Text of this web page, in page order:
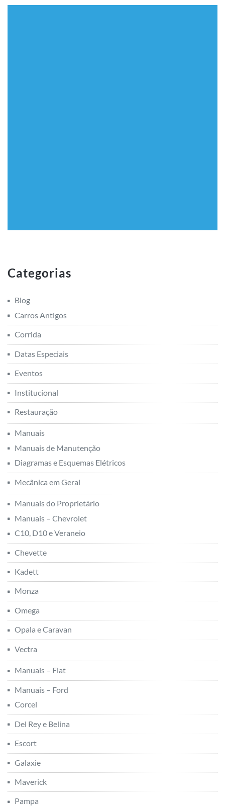
Corrida
Eventos
Institucional
Restauração
Manuais
Manuais de Manutenção
Diagramas e Esquemas Elétricos
Mecânica em Geral
Manuais do Proprietário
Manuais – Chevrolet
C10, D10 e Veraneio
Chevette
Monza
Omega
Opala e Caravan
Vectra
Manuais – Fiat
Manuais – Ford
Corcel
Del Rey e Belina
Escort
Galaxie
Maverick
Pampa
Verona
Manuais – Gurgel
Manuais – Volkswagen